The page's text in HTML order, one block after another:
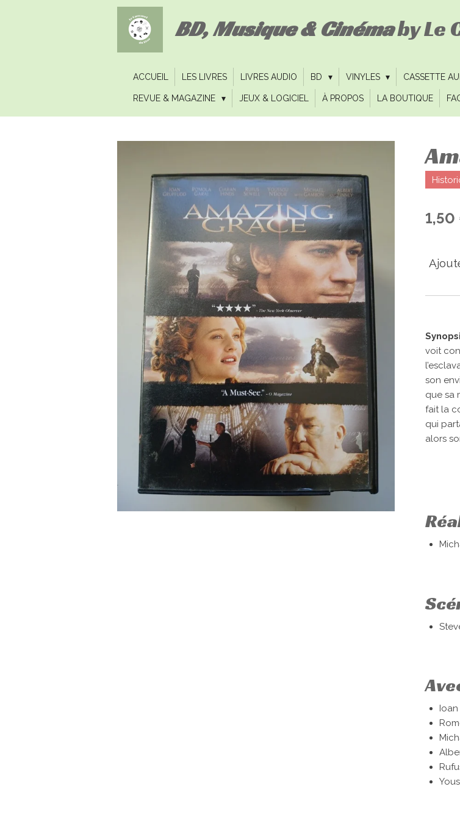
BD, Musique & Cinémaby Le
ACCUEIL LES LIVRES LIVRES AUDIO BD VINYLES CASSETTE
REVUE & MAGAZINE JEUX & LOGICIEL À PROPOS LA BOUTIQUE
1,50
voit
son
que sa
fait la
qui
alors